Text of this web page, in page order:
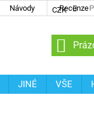
Návody Recenze
CZK
JINÉ VŠE